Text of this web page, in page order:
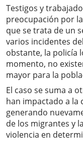
Testigos y
preocupación por
que se trata de un
varios incidentes
obstante, la policía
momento, no
mayor para la
El caso se suma a
han impactado a la
generando
de los migrantes y
violencia en